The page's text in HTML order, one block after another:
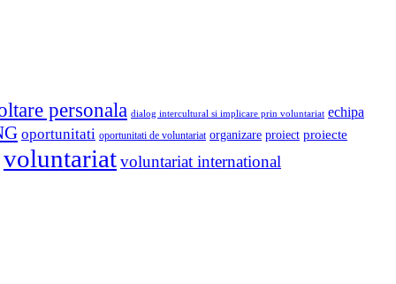
personala dialog intercultural si implicare prin voluntariat echipa
oportunitati oportunitati de voluntariat organizare proiect proiecte
voluntariatvoluntariat international